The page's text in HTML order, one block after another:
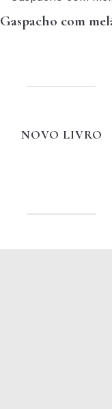
Gaspacho com
NOVO LIVRO